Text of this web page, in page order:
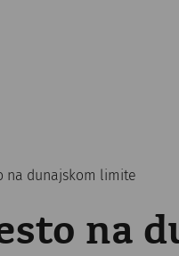
na dunajskom limite
na